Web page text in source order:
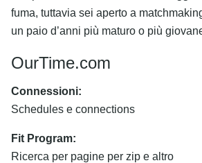
fuma, tuttavia sei aperto a
un paio d’anni più maturo o più
OurTime.com
Connessioni:
Schedules e connections
Fit Program:
Ricerca per pagine per zip e altro